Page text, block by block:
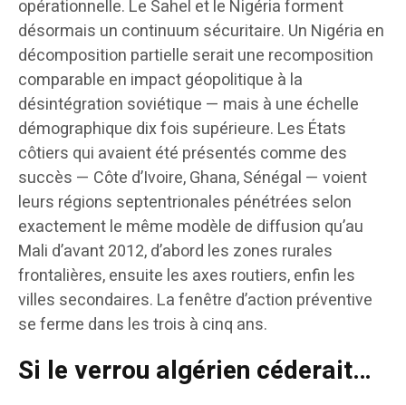
opérationnelle. Le Sahel et le Nigéria forment
désormais un continuum sécuritaire. Un Nigéria en
décomposition partielle serait une recomposition
comparable en impact géopolitique à la
désintégration soviétique — mais à une échelle
démographique dix fois supérieure. Les États
côtiers qui avaient été présentés comme des
succès — Côte d’Ivoire, Ghana, Sénégal — voient
leurs régions septentrionales pénétrées selon
exactement le même modèle de diffusion qu’au
Mali d’avant 2012, d’abord les zones rurales
frontalières, ensuite les axes routiers, enfin les
villes secondaires. La fenêtre d’action préventive
se ferme dans les trois à cinq ans.
Si le verrou algérien céderait…